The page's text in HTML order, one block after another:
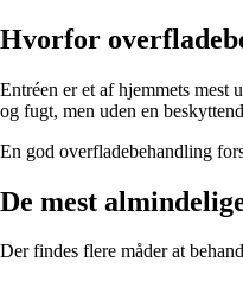
Hvorfor
Entréen er et af hjemmets
og fugt, men uden en
En god overfladebehandling
De mest
Der findes flere måder at